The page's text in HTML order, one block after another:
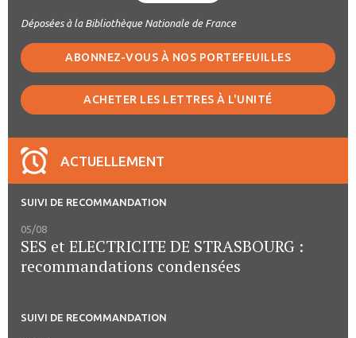
Déposées à la Bibliothèque Nationale de France
ABONNEZ-VOUS À NOS PORTEFEUILLES
ACHETER LES LETTRES À L'UNITÉ
ACTUELLEMENT
SUIVI DE RECOMMANDATION
05/08
SES et ELECTRICITE DE STRASBOURG :
recommandations condensées
SUIVI DE RECOMMANDATION